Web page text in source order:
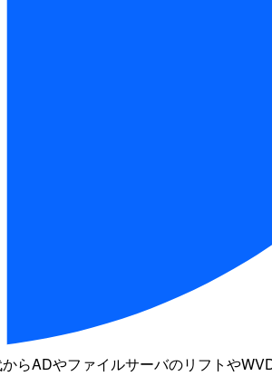
ADやファイルサーバのリフトや